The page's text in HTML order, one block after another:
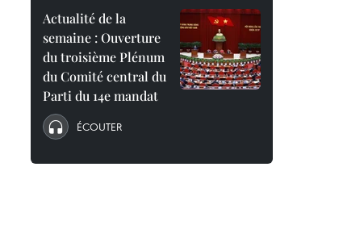
Actualité de la
semaine : Ouverture
du troisième Plénum
du Comité central du
Parti du 14e mandat
ÉCOUTER